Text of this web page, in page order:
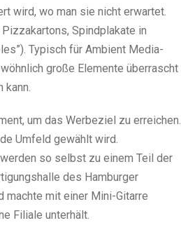
wird, wo man sie nicht erwartet.
Spindplakate in
Typisch für Ambient Media-
große Elemente überrascht
kann.
um das Werbeziel zu erreichen.
Umfeld gewählt wird.
so selbst zu einem Teil der
des Hamburger
machte mit einer Mini-Gitarre
Filiale unterhält.